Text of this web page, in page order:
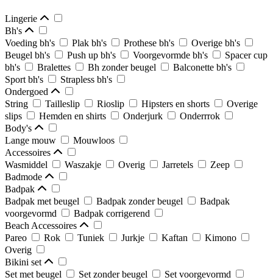
Lingerie
Bh's
Voeding bh's
Plak bh's Prothese bh's
Overige bh's
Beugel bh's
Push up bh's Voorgevormde bh's
Spacer cup
bh's
Bralettes Bh zonder beugel
Balconette bh's
Sport bh's
Strapless bh's
Ondergoed
String
Tailleslip Rioslip Hipsters en shorts
Overige
slips
Hemden en shirts Onderjurk
Onderrrok
Body's
Lange mouw
Mouwloos
Accessoires
Wasmiddel
Waszakje Overig Jarretels
Zeep
Badmode
Badpak
Badpak met beugel
Badpak zonder beugel
Badpak
voorgevormd
Badpak corrigerend
Beach Accessoires
Pareo
Rok Tuniek Jurkje Kaftan
Kimono
Overig
Bikini set
Set met beugel
Set zonder beugel
Set voorgevormd